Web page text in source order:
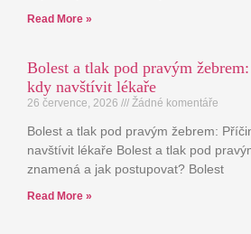
Read More »
Bolest a tlak pod pravým
kdy navštívit lékaře
26 července, 2026 Žádné komentáře
Bolest a tlak pod pravým žebrem:
navštívit lékaře Bolest a tlak pod
znamená a jak postupovat? Bolest
Read More »